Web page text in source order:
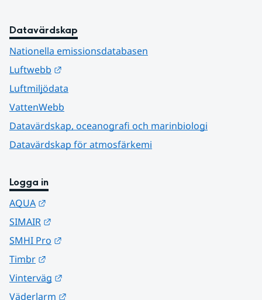
Datavärdskap
Nationella emissionsdatabasen
Luftwebb
Luftmiljödata
VattenWebb
Datavärdskap, oceanografi och marinbiologi
Datavärdskap för atmosfärkemi
Logga in
AQUA
SIMAIR
SMHI Pro
Timbr
Vinterväg
Väderlarm